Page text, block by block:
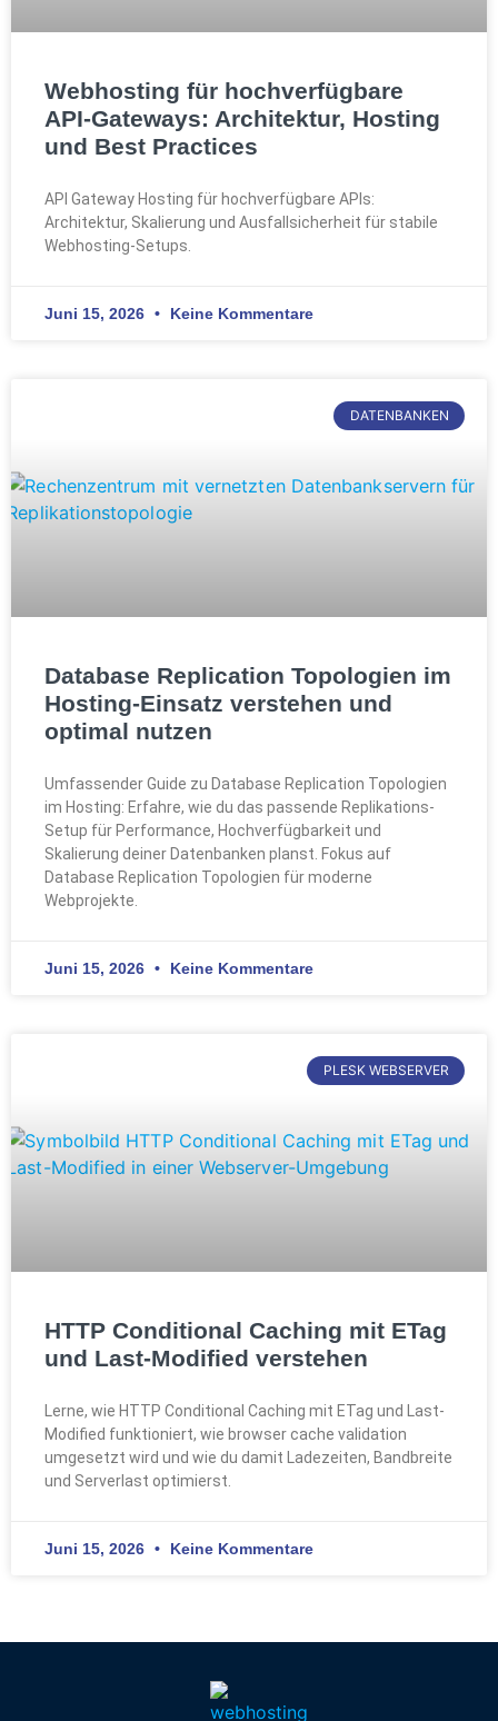
Webhosting für hochverfügbare
API-Gateways: Architektur, Hosting
und Best Practices
API Gateway Hosting für hochverfügbare APIs:
Architektur, Skalierung und Ausfallsicherheit für stabile
Webhosting-Setups.
Juni 15, 2026 Keine Kommentare
DATENBANKEN
Database Replication Topologien im
Hosting-Einsatz verstehen und
optimal nutzen
Umfassender Guide zu Database Replication Topologien
im Hosting: Erfahre, wie du das passende Replikations-
Setup für Performance, Hochverfügbarkeit und
Skalierung deiner Datenbanken planst. Fokus auf
Database Replication Topologien für moderne
Webprojekte.
Juni 15, 2026 Keine Kommentare
PLESK WEBSERVER
HTTP Conditional Caching mit ETag
und Last-Modified verstehen
Lerne, wie HTTP Conditional Caching mit ETag und Last-
Modified funktioniert, wie browser cache validation
umgesetzt wird und wie du damit Ladezeiten, Bandbreite
und Serverlast optimierst.
Juni 15, 2026 Keine Kommentare